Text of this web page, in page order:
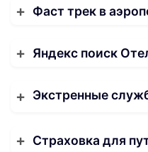
Фаст трек в
Яндекс поиск
Экстренные
Страховка для